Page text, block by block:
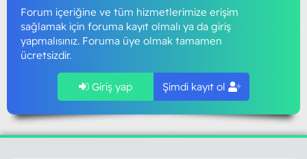
Forum içeriğine ve tüm hizmetlerimize erişim
sağlamak için foruma kayıt olmalı ya da giriş
yapmalısınız. Foruma üye olmak tamamen
ücretsizdir.
Giriş yap Şimdi kayıt ol